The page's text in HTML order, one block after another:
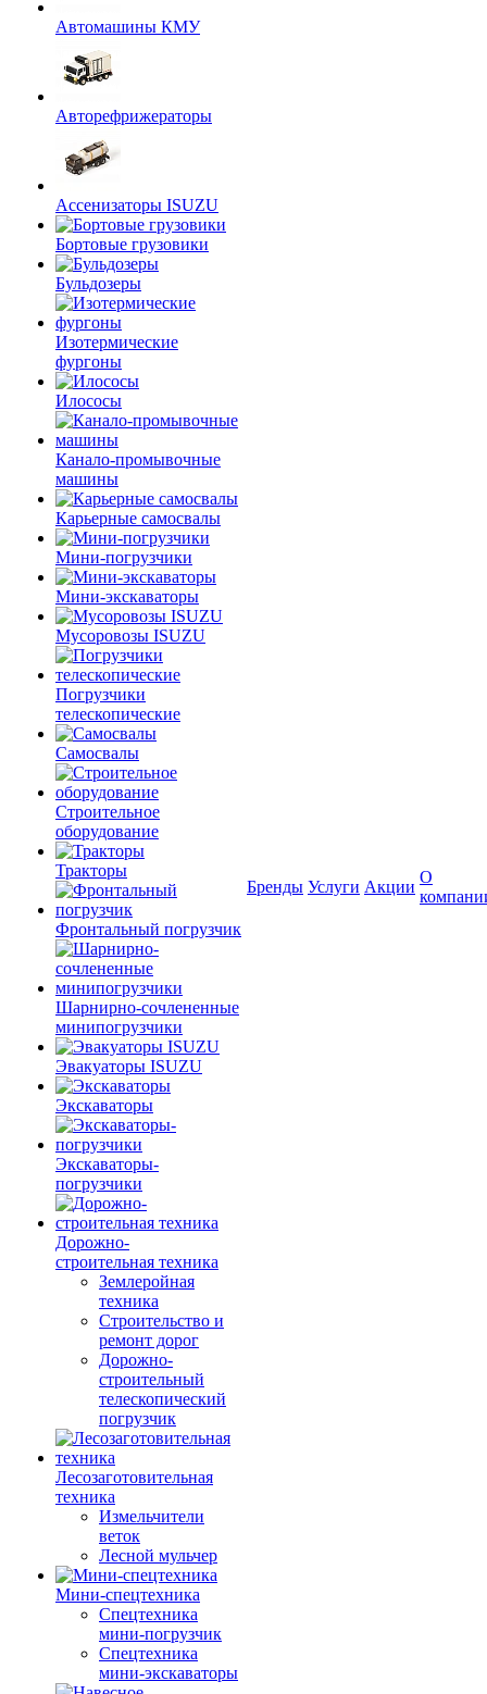
Автомашины КМУ
Авторефрижераторы
Ассенизаторы ISUZU
Бортовые грузовики
Бульдозеры
Изотермические
фургоны
Илососы
Канало-промывочные
машины
Карьерные самосвалы
Мини-погрузчики
Мини-экскаваторы
Мусоровозы ISUZU
Погрузчики
телескопические
Самосвалы
Строительное
оборудование
Тракторы
Фронтальный погрузчик
Шарнирно-сочлененные
минипогрузчики
Эвакуаторы ISUZU
Экскаваторы
Экскаваторы-
погрузчики
Дорожно-
строительная техника
Землеройная
техника
Строительство и
ремонт дорог
Дорожно-
строительный
телескопический
погрузчик
Лесозаготовительная
техника
Измельчители
веток
Лесной мульчер
Мини-спецтехника
Спецтехника
мини-погрузчик
Спецтехника
мини-экскаваторы
Бренды Услуги Акции
О